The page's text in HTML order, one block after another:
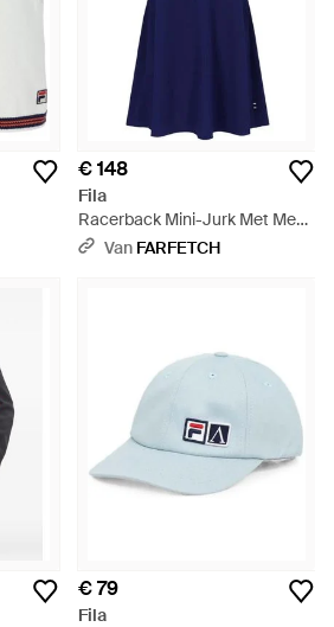
€ 148
Fila
Racerback Mini-Jurk Met Mesh
Vlak - Blauw
Van FARFETCH
€ 79
Fila